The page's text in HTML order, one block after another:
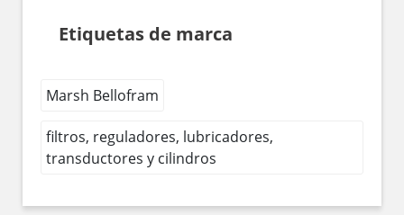
Etiquetas de marca
Marsh Bellofram
filtros, reguladores, lubricadores,
transductores y cilindros